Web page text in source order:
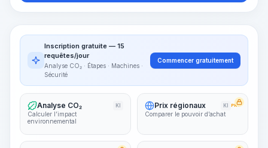
Inscription gratuite — 15
requêtes/jour
Analyse CO₂ · Étapes · Machines ·
Sécurité
Commencer gratuitement
Analyse CO₂ KI
Calculer l’impact
environnemental
Prix régionaux KI PRO
Comparer le pouvoir d’achat